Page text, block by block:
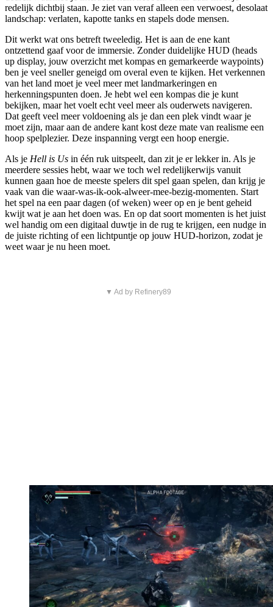
redelijk dichtbij staan. Je ziet van veraf alleen een verwoest, desolaat
landschap: verlaten, kapotte tanks en stapels dode mensen.
Dit werkt wat ons betreft tweeledig. Het is aan de ene kant
ontzettend gaaf voor de immersie. Zonder duidelijke HUD (heads
up display, jouw overzicht met kompas en gemarkeerde waypoints)
ben je veel sneller geneigd om overal even te kijken. Het verkennen
van het land moet je veel meer met landmarkeringen en
herkenningspunten doen. Je hebt wel een kompas die je kunt
bekijken, maar het voelt echt veel meer als ouderwets navigeren.
Dat geeft veel meer voldoening als je dan een plek vindt waar je
moet zijn, maar aan de andere kant kost deze mate van realisme een
hoop spelplezier. Deze inspanning vergt een hoop energie.
Als je Hell is Us in één ruk uitspeelt, dan zit je er lekker in. Als je
meerdere sessies hebt, waar we toch wel redelijkerwijs vanuit
kunnen gaan hoe de meeste spelers dit spel gaan spelen, dan krijg je
vaak van die waar-was-ik-ook-alweer-mee-bezig-momenten. Start
het spel na een paar dagen (of weken) weer op en je bent geheid
kwijt wat je aan het doen was. En op dat soort momenten is het juist
wel handig om een digitaal duwtje in de rug te krijgen, een nudge in
de juiste richting of een lichtpuntje op jouw HUD-horizon, zodat je
weet waar je nu heen moet.
▼ Ad by Refinery89